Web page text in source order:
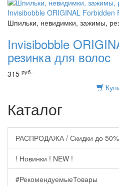
Шпильки, невидимки, зажимы,
Invisibobble
резинка для волос
315 руб.-
Каталог
РАСПРОДАЖА / Скидки до 50%
! Новинки ! NEW !
#РекомендуемыеТовары